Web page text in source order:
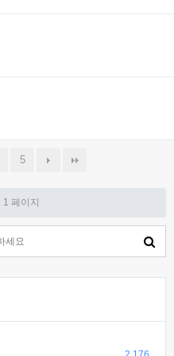
5
1 페이지